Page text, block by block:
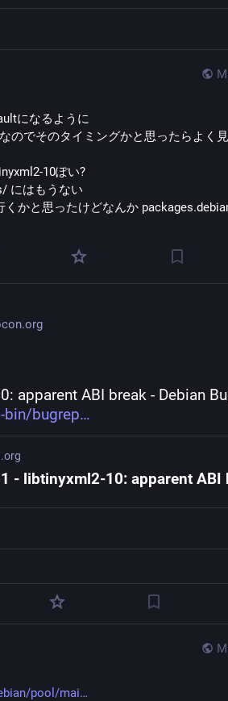
になるように
のでそのタイミングかと思ったらよく
10ぽい?
にはもうない
かと思ったけどなんか
apparent ABI break - Debian
bin/bugrep
pool/mai